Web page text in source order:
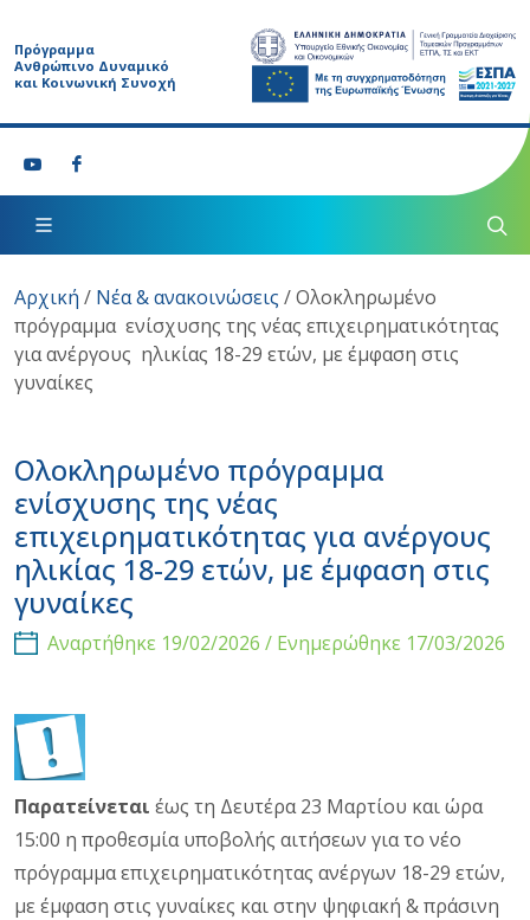
Πρόγραμμα
Ανθρώπινο Δυναμικό
και Κοινωνική Συνοχή
Αρχική / Νέα & ανακοινώσεις /Ολοκληρωμένο
πρόγραμμα ενίσχυσης της νέας επιχειρηματικότητας
για ανέργους ηλικίας 18-29 ετών, με έμφαση στις
γυναίκες
Ολοκληρωμένο πρόγραμμα
ενίσχυσης της νέας
επιχειρηματικότητας για ανέργους
ηλικίας 18-29 ετών, με έμφαση στις
γυναίκες
Αναρτήθηκε 19/02/2026 / Ενημερώθηκε 17/03/2026
Παρατείνεται έως τη Δευτέρα 23 Μαρτίου και ώρα
15:00 η προθεσμία υποβολής αιτήσεων για το νέο
πρόγραμμα επιχειρηματικότητας ανέργων 18-29 ετών,
με έμφαση στις γυναίκες και στην ψηφιακή & πράσινη